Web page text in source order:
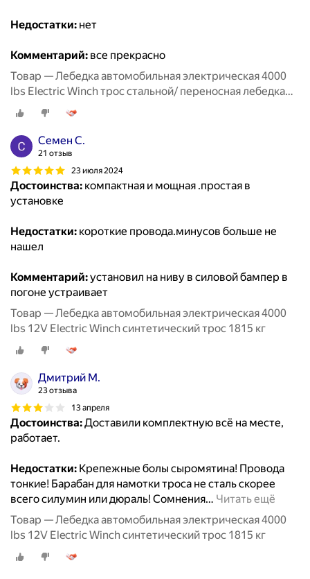
Недостатки: нет
Комментарий: все прекрасно
Товар — Лебедка автомобильная электрическая 4000
lbs Electric Winch трос стальной/ переносная лебедка
12В на Ниву, 1815 кг
Семен С.
21 отзыв
23 июля 2024
Достоинства: компактная и мощная .простая в
установке
Недостатки: короткие провода.минусов больше не
нашел
Комментарий:установил на ниву в силовой бампер в
погоне устраивает
Товар — Лебедка автомобильная электрическая 4000
lbs 12V Electric Winch синтетический трос 1815 кг
Дмитрий М.
23 отзыва
13 апреля
Достоинства:Доставили комплектную всё на месте,
работает.
Недостатки: Крепежные болы сыромятина! Провода
тонкие! Барабан для намотки троса не сталь скорее
всего силумин или дюраль! Сомнения… Читать ещё
Товар — Лебедка автомобильная электрическая 4000
lbs 12V Electric Winch синтетический трос 1815 кг